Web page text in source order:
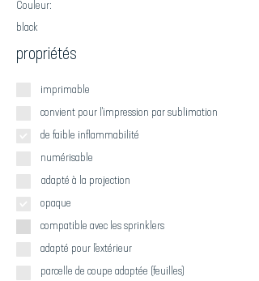
Couleur:
black
propriétés
imprimable
convient pour l'impression par sublimation
de faible inflammabilité
numérisable
adapté à la projection
opaque
compatible avec les sprinklers
adapté pour l'extérieur
parcelle de coupe adaptée (feuilles)